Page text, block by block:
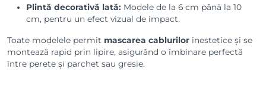
Plintă decorativă lată: Modele de la 6 cm până la 10
cm, pentru un efect vizual de impact.
Toate modelele permit mascarea cablurilor inestetice și se
montează rapid prin lipire, asigurând o îmbinare perfectă
între perete și parchet sau gresie.